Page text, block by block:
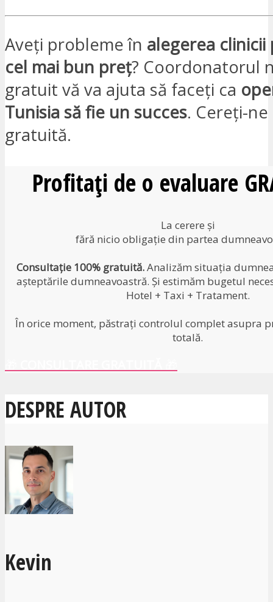
Aveți probleme în alegerea
cel mai bun preț? Coordonatorul
gratuit vă va ajuta să faceți ca
Tunisia să fie un succes. Cereți-
gratuită.
Profitați de o evaluare
La cerere și
fără nicio obligație din partea
Consultație 100% gratuită.Analizăm situația
așteptările dumneavoastră. Și estimăm bugetul
Hotel + Taxi + Tratament.
În orice moment, păstrați controlul complet asupra
totală.
DESPRE AUTOR
Kevin